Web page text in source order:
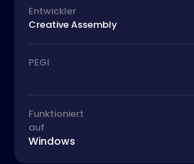
Entwickler
Creative Assembly
PEGI
Funktioniert
auf
Windows